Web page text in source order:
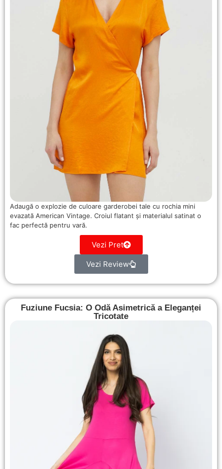
Adaugă o explozie de culoare garderobei tale cu rochia mini
evazată American Vintage. Croiul flatant și materialul satinat o
fac perfectă pentru vară.
Vezi Pret
Vezi Review
Fuziune Fucsia: O Odă Asimetrică a Eleganței
Tricotate